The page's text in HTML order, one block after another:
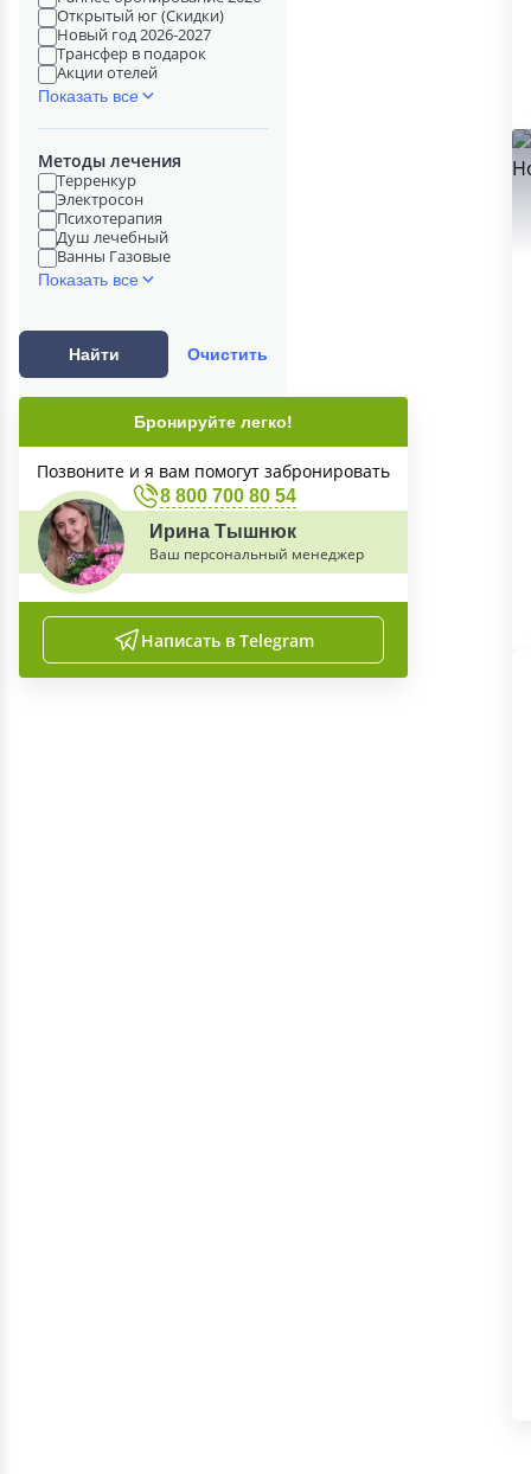
Открытый юг (Скидки)
Новый год 2026-2027
Трансфер в подарок
Акции отелей
Показать все
Методы лечения
Терренкур
Электросон
Психотерапия
Душ лечебный
Ванны Газовые
Показать все
Найти Очистить
Бронируйте легко!
Позвоните и я вам помогут забронировать
8 800 700 80 54
Ирина Тышнюк
Ваш персональный менеджер
Написать в Telegram